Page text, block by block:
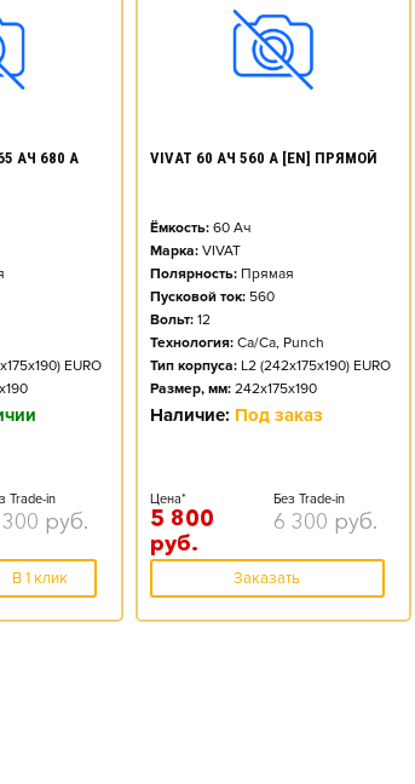
65 АЧ 680 А
EURO
Trade-in
руб.
В 1 клик
VIVAT 60 АЧ 560 А [EN] ПРЯМОЙ
Ёмкость: 60Ач
Марка: VIVAT
Полярность: Прямая
Пусковой ток: 560
Вольт: 12
Технология: Ca/Ca, Punch
Тип корпуса: L2 (242x175x190) EURO
Размер, мм: 242x175x190
Наличие: Под заказ
Цена*
5 800
руб.
Без Trade-in
6 300 руб.
Заказать